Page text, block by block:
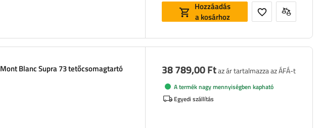
Hozzáadás
a kosárhoz
Mont Blanc Supra 73 tetőcsomagtartó 38 789,00 Ftaz ár tartalmazza az ÁFÁ-t
A termék nagy mennyiségben kapható
Egyedi szállítás